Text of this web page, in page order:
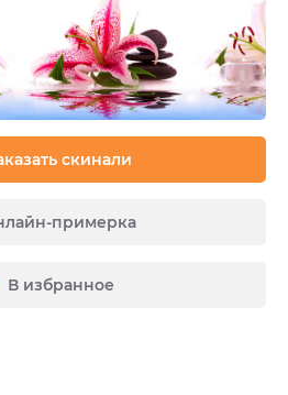
скинали
примерка
В избранное